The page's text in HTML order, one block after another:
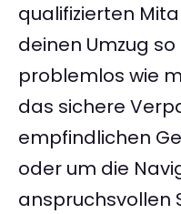
qualifizierten
deinen Umzug
problemlos wie
das sichere
empfindlichen
oder um die
anspruchsvollen